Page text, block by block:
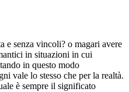
e senza vincoli? o magari avere
in situazioni in cui
in questo modo
vale lo stesso che per la realtà.
è sempre il significato